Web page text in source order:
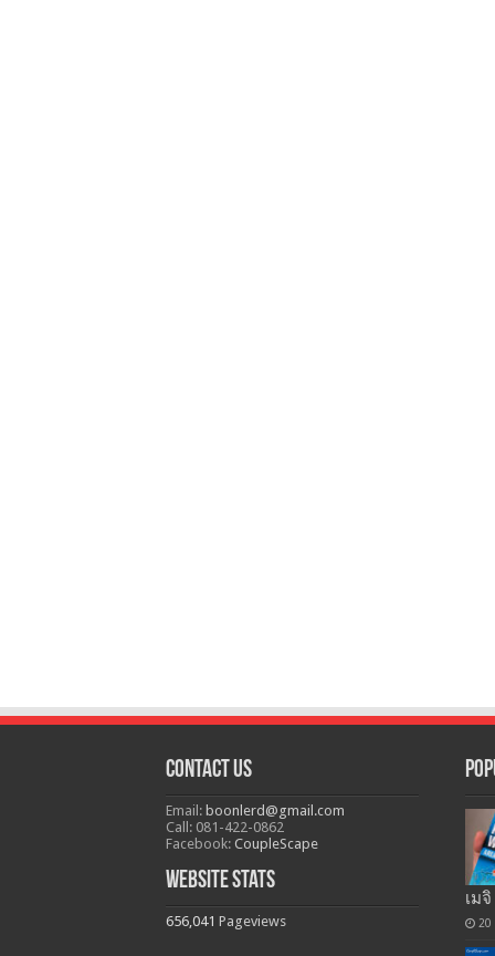
Contact Us
Email: boonlerd@gmail.com
Call: 081-422-0862
Facebook: CoupleScape
Website Stats
656,041 Pageviews
เม